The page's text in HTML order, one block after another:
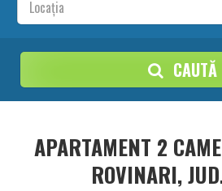
Locația
CAUTĂ
APARTAMENT 2
ROVINARI,